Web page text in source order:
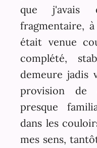
que j'avais
fragmentaire,
était venue
complété,
demeure jadis
provision de
presque
dans les
mes sens,